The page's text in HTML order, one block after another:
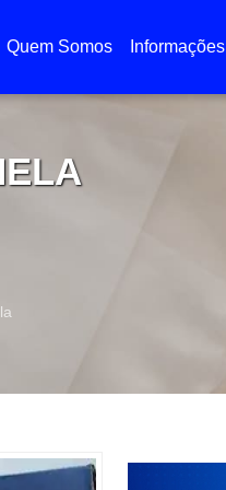
Quem Somos Informações